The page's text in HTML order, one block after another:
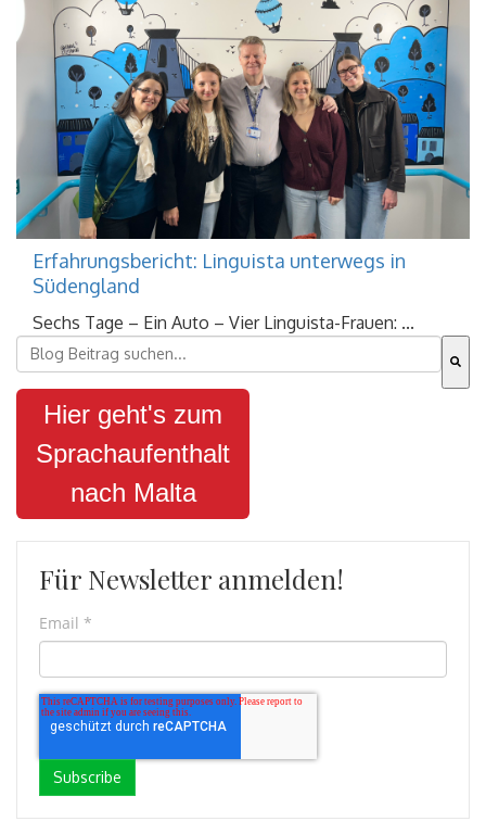
Erfahrungsbericht: Linguista unterwegs in
Südengland
Sechs Tage – Ein Auto – Vier Linguista-Frauen: ...
Dies ist ein Suchfeld mit einer automatischen
Es gibt keine Vorschläge, da das Suchfeld leer ist.
Hier geht's zum
Sprachaufenthalt
nach Malta
Für Newsletter anmelden!
Email *